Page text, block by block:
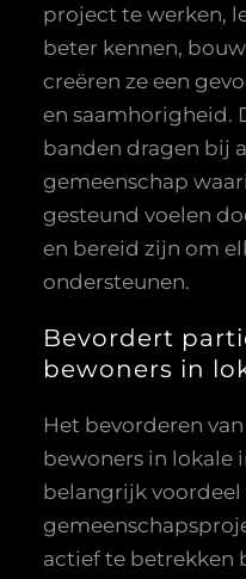
project te werken,
beter kennen,
creëren ze een
en saamhorigheid.
banden dragen bij
gemeenschap
gesteund voelen
en bereid zijn om
ondersteunen.
Bevordert
bewoners in
Het bevorderen
bewoners in lokale
belangrijk voordeel
actief te betrekken